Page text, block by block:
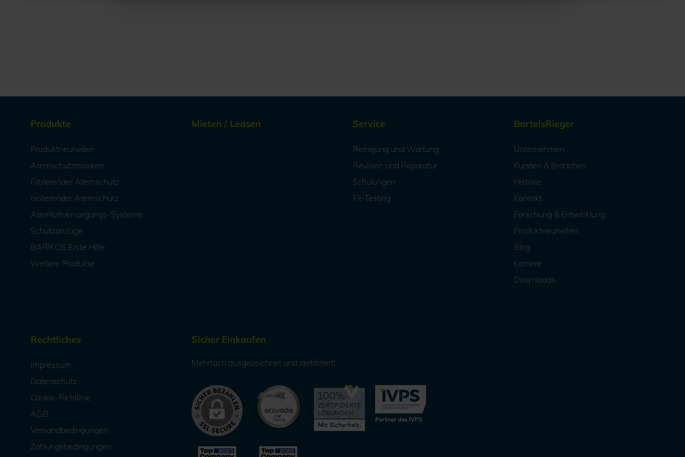
Produkte
Produktneuheiten
Atemschutzmasken
Filtrierender Atemschutz
Isolierender Atemschutz
Atemluftversorgungs-Systeme
Schutzanzüge
BARIKOS Erste Hilfe
Weitere Produkte
Mieten / Leasen Service
Reinigung und Wartung
Revision und Reparatur
Schulungen
Fit-Testing
BartelsRieger
Unternehmen
Kunden & Branchen
Historie
Kontakt
Forschung & Entwicklung
Produktneuheiten
Blog
Karriere
Downloads
Rechtliches
Impressum
Datenschutz
Cookie-Richtlinie
AGB
Versandbedingungen
Zahlungsbedingungen
Sicher Einkaufen
Mehrfach ausgezeichnet und zertifiziert!